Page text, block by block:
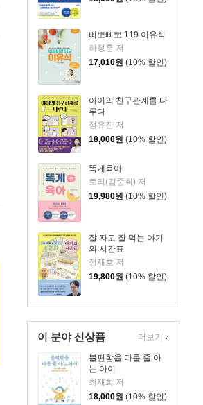
삐뽀삐뽀 119 이유식
하정훈 저
17,010원 (10% 할인)
아이의 친구관계를 다
루다
정유진 저
18,000원 (10% 할인)
똑게육아
로리(김준희) 저
19,980원 (10% 할인)
잘 자고 잘 먹는 아기
의 시간표
정재호 저
19,800원 (10% 할인)
이 분야 신상품
불편함을 다룰 줄 아
는 아이
최재희 저
18,000원 (10% 할인)
더보기